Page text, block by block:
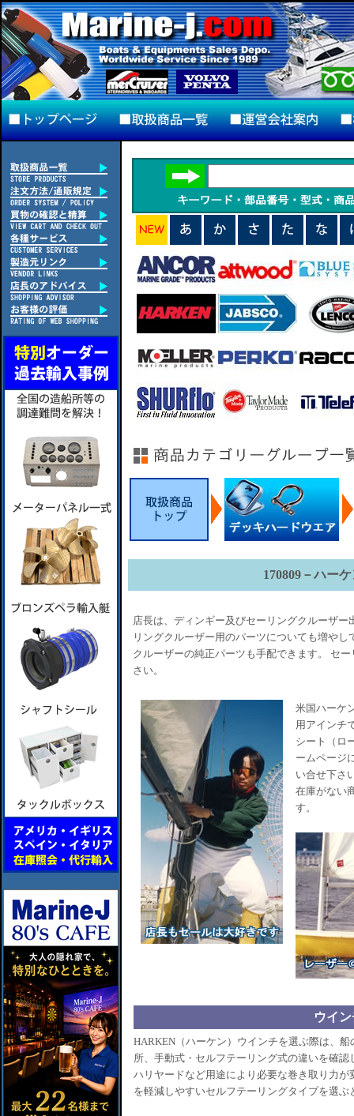
170809－ハー
店長は、ディンギー及びセーリングクルーザ
リングクルーザー用のパーツについても増や
クルーザーの純正パーツも手配できます。 セ
さい。
米国ハーケ
用アインチ
シート（ロ
ームページ
い合せ下さ
在庫がない
す。
ウイン
HARKEN（ハーケン）ウインチを選ぶ際は、
所、手動式・セルフテーリング式の違いを確
ハリヤードなど用途により必要な巻き取り力
を軽減しやすいセルフテーリングタイプを選ぶ